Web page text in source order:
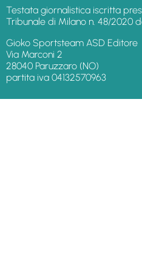
Testata giornalistica iscritta
Tribunale di Milano n. 48/2020
Gioko Sportsteam ASD Editore
Via Marconi 2
28040 Paruzzaro (NO)
partita iva 04132570963